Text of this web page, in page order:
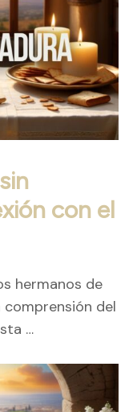
con el
hermanos de
comprensión del
…